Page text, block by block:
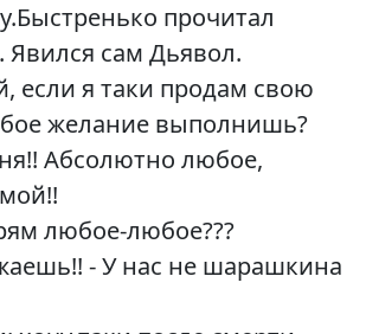
прочитал
Явился сам Дьявол.
если я таки продам свою
желание выполнишь?
Абсолютно любое,
любое-любое???
- У нас не шарашкина